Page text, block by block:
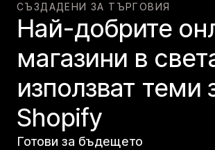
СЪЗДАДЕНИ ЗА ТЪРГОВИЯ
Най-добрите
магазини в
използват теми
Shopify
Готови за бъдещето